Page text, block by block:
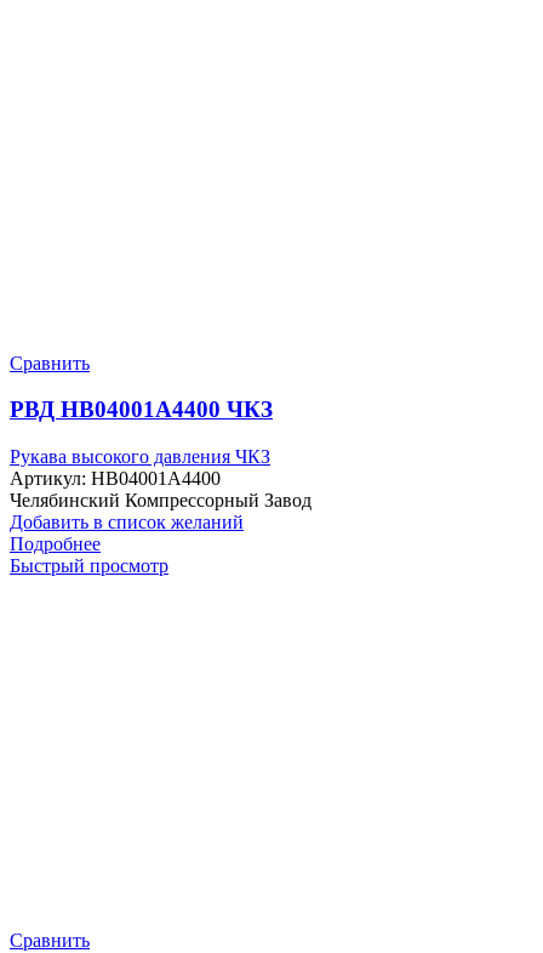
Сравнить
РВД HB04001A4400 ЧКЗ
Рукава высокого давления ЧКЗ
Артикул: HB04001A4400
Челябинский Компрессорный Завод
Добавить в список желаний
Подробнее
Быстрый просмотр
Сравнить